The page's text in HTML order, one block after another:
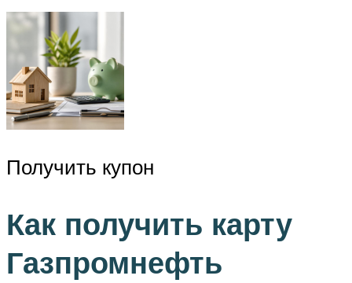
Получить купон
Как получить карту
Газпромнефть